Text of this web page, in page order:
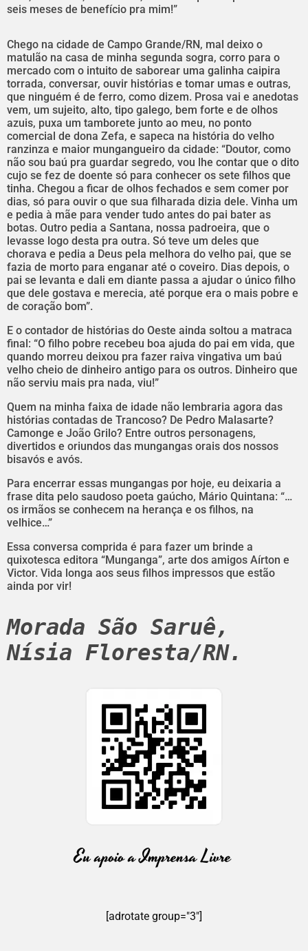
seis meses de benefício pra mim!”
Chego na cidade de Campo Grande/RN, mal deixo o
matulão na casa de minha segunda sogra, corro para o
mercado com o intuito de saborear uma galinha caipira
torrada, conversar, ouvir histórias e tomar umas e outras,
que ninguém é de ferro, como dizem. Prosa vai e anedotas
vem, um sujeito, alto, tipo galego, bem forte e de olhos
azuis, puxa um tamborete junto ao meu, no ponto
comercial de dona Zefa, e sapeca na história do velho
ranzinza e maior mungangueiro da cidade: “Doutor, como
não sou baú pra guardar segredo, vou lhe contar que o dito
cujo se fez de doente só para conhecer os sete filhos que
tinha. Chegou a ficar de olhos fechados e sem comer por
dias, só para ouvir o que sua filharada dizia dele. Vinha um
e pedia à mãe para vender tudo antes do pai bater as
botas. Outro pedia a Santana, nossa padroeira, que o
levasse logo desta pra outra. Só teve um deles que
chorava e pedia a Deus pela melhora do velho pai, que se
fazia de morto para enganar até o coveiro. Dias depois, o
pai se levanta e dali em diante passa a ajudar o único filho
que dele gostava e merecia, até porque era o mais pobre e
de coração bom”.
E o contador de histórias do Oeste ainda soltou a matraca
final: “O filho pobre recebeu boa ajuda do pai em vida, que
quando morreu deixou pra fazer raiva vingativa um baú
velho cheio de dinheiro antigo para os outros. Dinheiro que
não serviu mais pra nada, viu!”
Quem na minha faixa de idade não lembraria agora das
histórias contadas de Trancoso? De Pedro Malasarte?
Camonge e João Grilo? Entre outros personagens,
divertidos e oriundos das mungangas orais dos nossos
bisavós e avós.
Para encerrar essas mungangas por hoje, eu deixaria a
frase dita pelo saudoso poeta gaúcho, Mário Quintana: “…
os irmãos se conhecem na herança e os filhos, na
velhice…”
Essa conversa comprida é para fazer um brinde a
quixotesca editora “Munganga”, arte dos amigos Aírton e
Victor. Vida longa aos seus filhos impressos que estão
ainda por vir!
Morada São Saruê,
Nísia Floresta/RN.
[adrotate group="3"]